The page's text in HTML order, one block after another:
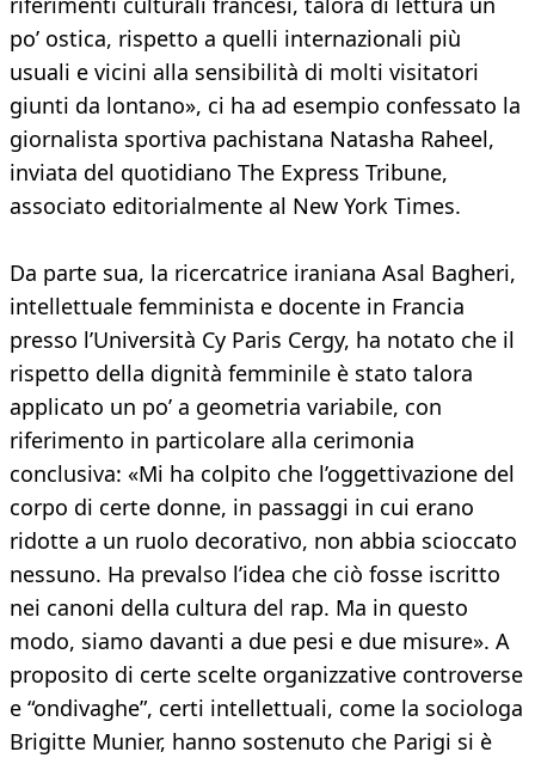
po’ ostica, rispetto a quelli internazionali più
usuali e vicini alla sensibilità di molti visitatori
giunti da lontano», ci ha ad esempio confessato la
giornalista sportiva pachistana Natasha Raheel,
inviata del quotidiano The Express Tribune,
associato editorialmente al New York Times.
Da parte sua, la ricercatrice iraniana Asal Bagheri,
intellettuale femminista e docente in Francia
presso l’Università Cy Paris Cergy, ha notato che il
rispetto della dignità femminile è stato talora
applicato un po’ a geometria variabile, con
riferimento in particolare alla cerimonia
conclusiva: «Mi ha colpito che l’oggettivazione del
corpo di certe donne, in passaggi in cui erano
ridotte a un ruolo decorativo, non abbia scioccato
nessuno. Ha prevalso l’idea che ciò fosse iscritto
nei canoni della cultura del rap. Ma in questo
modo, siamo davanti a due pesi e due misure». A
proposito di certe scelte organizzative controverse
e “ondivaghe”, certi intellettuali, come la sociologa
Brigitte Munier, hanno sostenuto che Parigi si è